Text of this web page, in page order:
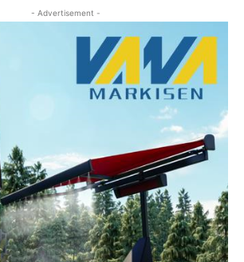
- Advertisement -